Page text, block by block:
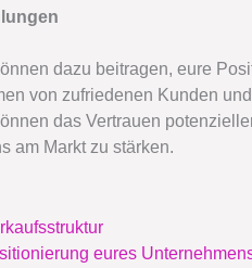
dazu beitragen, eure
von zufriedenen Kunden
das Vertrauen
am Markt zu stärken.
eures